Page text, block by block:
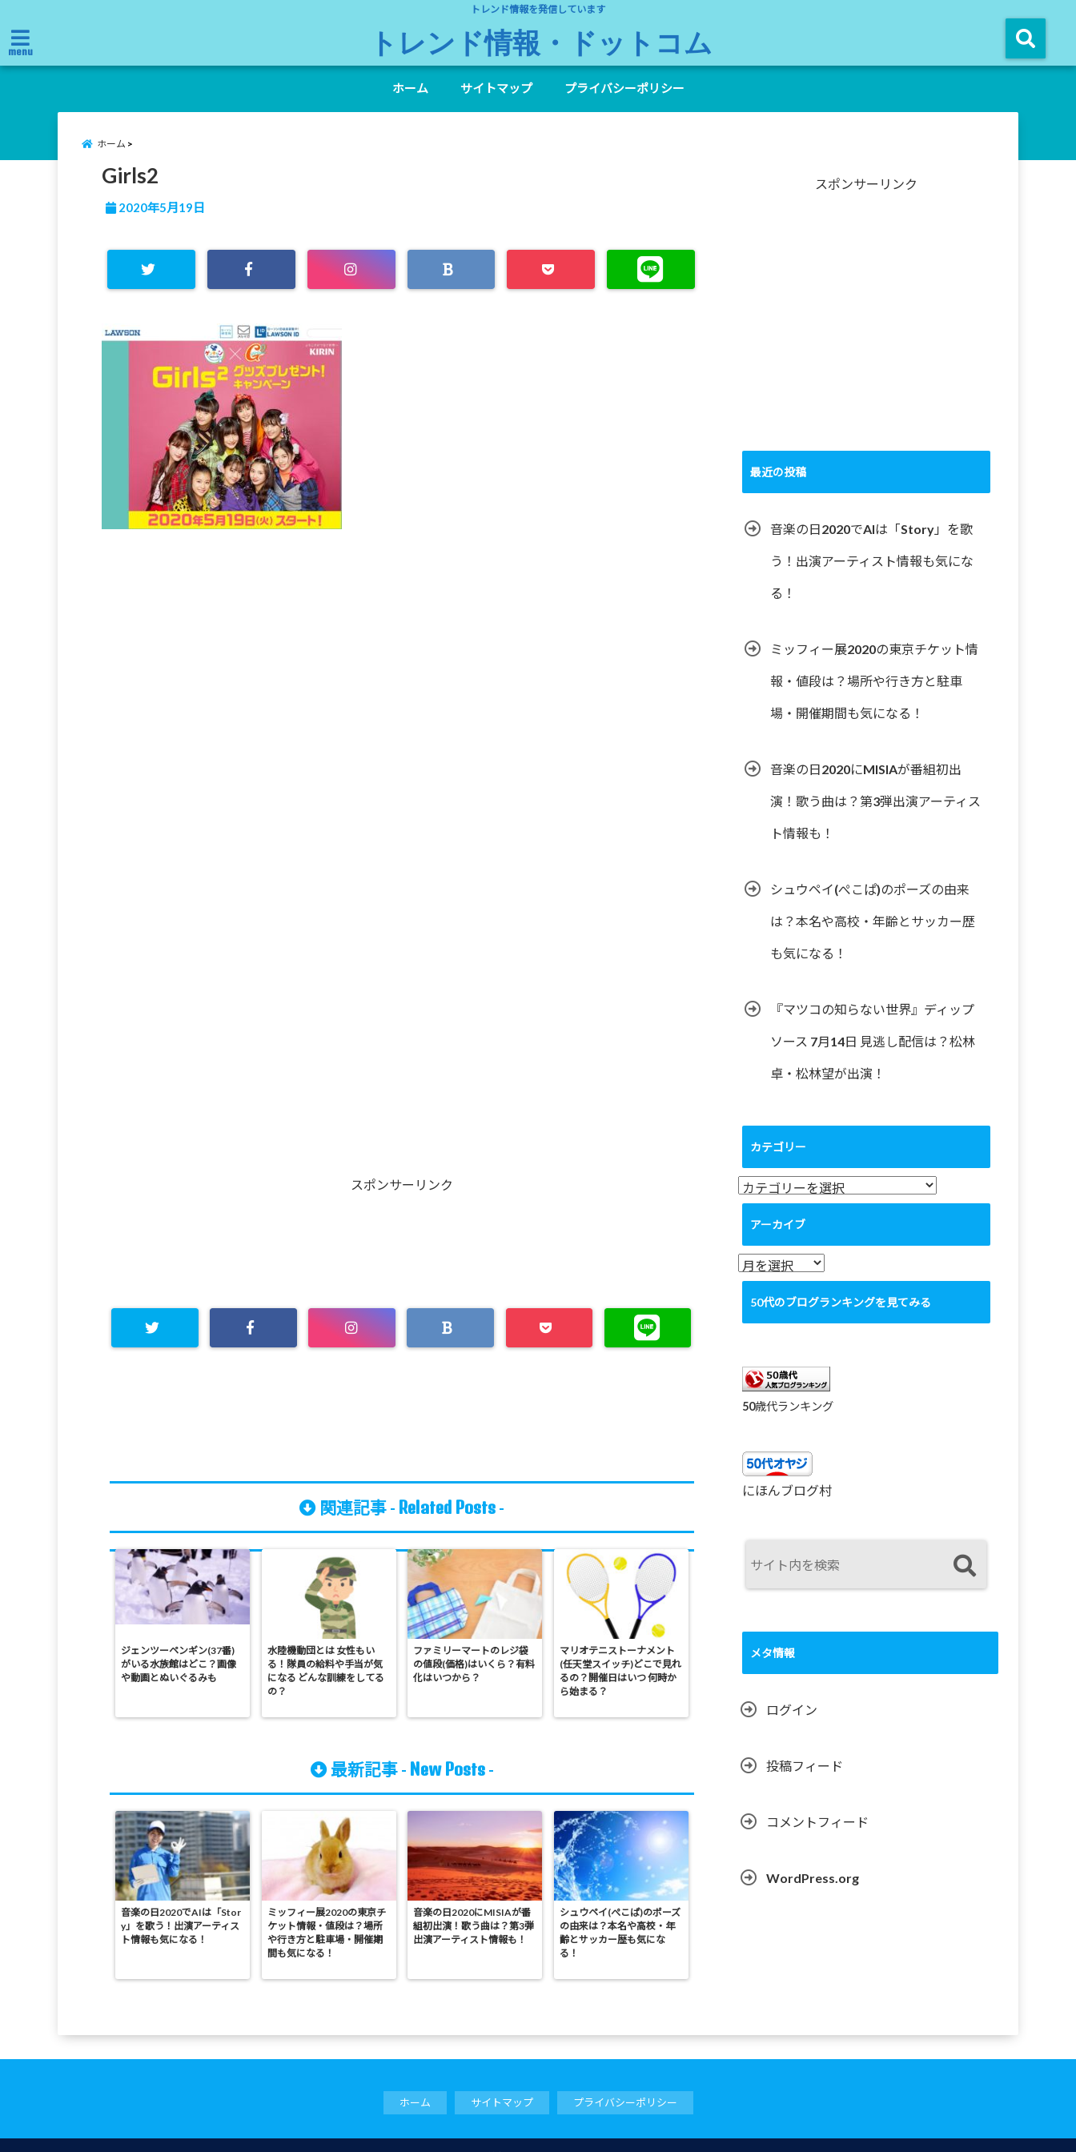
トレンド情報を発信しています
menu トレンド情報・ドットコム
ホーム サイトマップ プライバシーポリシー
ホーム
Girls2
2020年5月19日
スポンサーリンク
関連記事 - Related Posts -
ジェンツーペンギン(37番)
がいる水族館はどこ？画像
や動画とぬいぐるみも
水陸機動団とは 女性もい
る！隊員の給料や手当が気
になる どんな訓練をしてる
の？
ファミリーマートのレジ袋
の値段(価格)はいくら？有料
化はいつから？
マリオテニストーナメント
(任天堂スイッチ)どこで見れ
るの？開催日はいつ 何時か
ら始まる？
最新記事 - New Posts-
音楽の日2020でAIは「Stor
y」を歌う！出演アーティス
ト情報も気になる！
ミッフィー展2020の東京チ
ケット情報・値段は？場所
や行き方と駐車場・開催期
間も気になる！
音楽の日2020にMISIAが番
組初出演！歌う曲は？第3弾
出演アーティスト情報も！
シュウペイ(ぺこぱ)のポーズ
の由来は？本名や高校・年
齢とサッカー歴も気にな
る！
スポンサーリンク
最近の投稿
音楽の日2020でAIは「Story」を歌
う！出演アーティスト情報も気にな
る！
ミッフィー展2020の東京チケット情
報・値段は？場所や行き方と駐車
場・開催期間も気になる！
音楽の日2020にMISIAが番組初出
演！歌う曲は？第3弾出演アーティス
ト情報も！
シュウペイ(ぺこぱ)のポーズの由来
は？本名や高校・年齢とサッカー歴
も気になる！
『マツコの知らない世界』ディップ
ソース 7月14日 見逃し配信は？松林
卓・松林望が出演！
カテゴリー
カ
テ
リ
ー
アーカイブ
ア
ー
イ
50代のブログランキングを見てみる
50歳代ランキング
にほんブログ村
メタ情報
ログイン
投稿フィード
コメントフィード
WordPress.org
ホーム サイトマップ プライバシーポリシー